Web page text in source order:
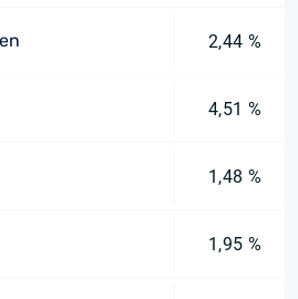
2,44 %
4,51 %
1,48 %
1,95 %